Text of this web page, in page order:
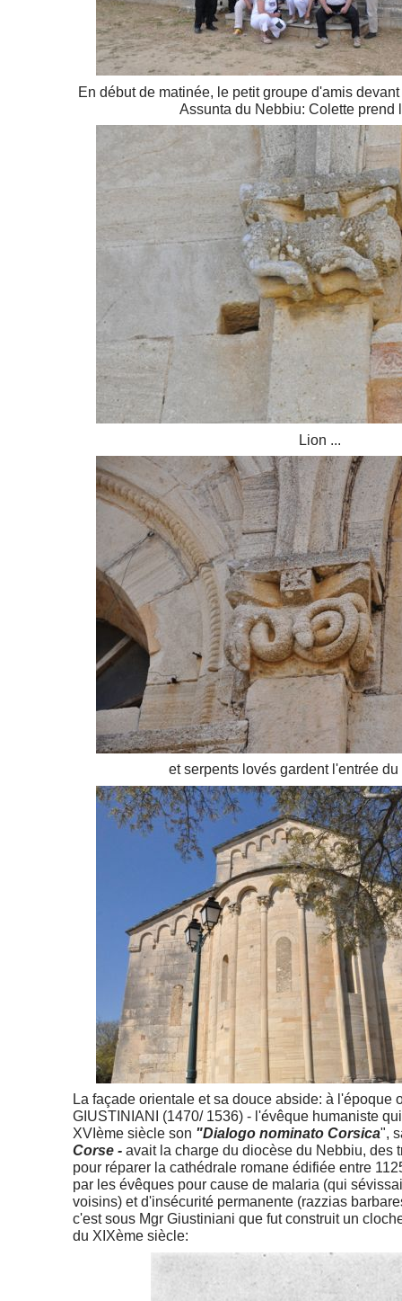
En début de matinée, le petit groupe d'amis
Assunta du Nebbiu: Colette prend
Lion ...
et serpents lovés gardent l'entrée
La façade orientale et sa douce abside: à l'époque
GIUSTINIANI (1470/ 1536) - l'évêque humaniste
XVIème siècle son "Dialogo nominato Corsica",
Corse - avait la charge du diocèse du Nebbiu, des
pour réparer la cathédrale romane édifiée entre
par les évêques pour cause de malaria (qui
voisins) et d'insécurité permanente (razzias
c'est sous Mgr Giustiniani que fut construit un
du XIXème siècle: